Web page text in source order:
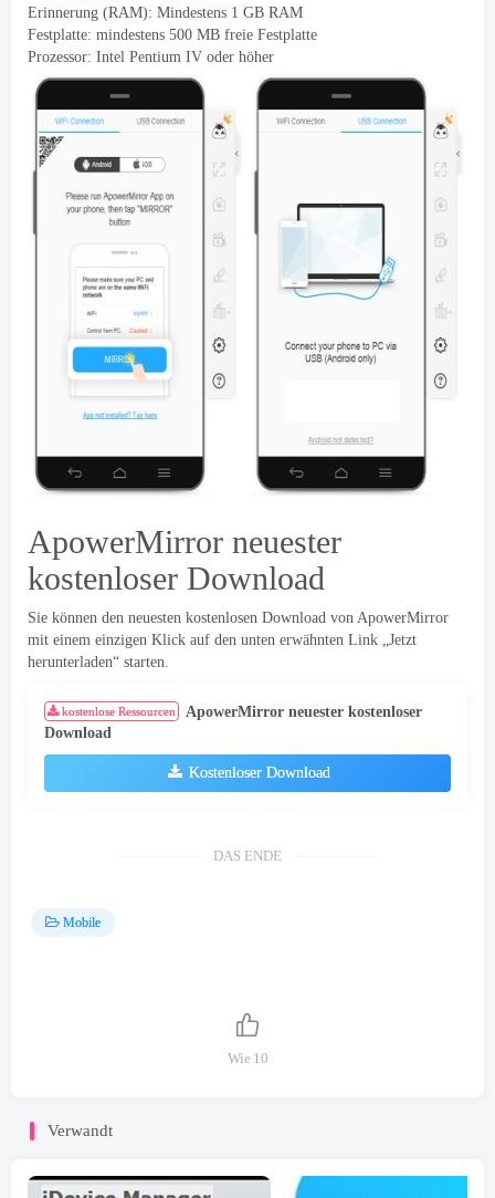
Erinnerung (RAM): Mindestens 1 GB RAM
Festplatte: mindestens 500 MB freie Festplatte
Prozessor: Intel Pentium IV oder höher
ApowerMirror neuester
kostenloser Download
Sie können den neuesten kostenlosen Download von ApowerMirror
mit einem einzigen Klick auf den unten erwähnten Link „Jetzt
herunterladen“ starten.
kostenlose Ressourcen
ApowerMirror neuester kostenloser
Download
Kostenloser Download
DAS ENDE
Mobile
Wie 10
Verwandt